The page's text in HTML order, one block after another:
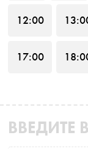
12:00 13
17:00 18
ВВЕДИТЕ